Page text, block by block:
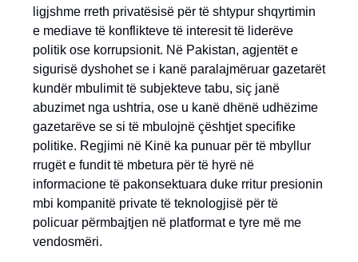
ligjshme rreth privatësisë për të shtypur shqyrtimin
e mediave të konflikteve të interesit të liderëve
politik ose korrupsionit. Në Pakistan, agjentët e
sigurisë dyshohet se i kanë paralajmëruar gazetarët
kundër mbulimit të subjekteve tabu, siç janë
abuzimet nga ushtria, ose u kanë dhënë udhëzime
gazetarëve se si të mbulojnë çështjet specifike
politike. Regjimi në Kinë ka punuar për të mbyllur
rrugët e fundit të mbetura për të hyrë në
informacione të pakonsektuara duke rritur presionin
mbi kompanitë private të teknologjisë për të
policuar përmbajtjen në platformat e tyre më me
vendosmëri.